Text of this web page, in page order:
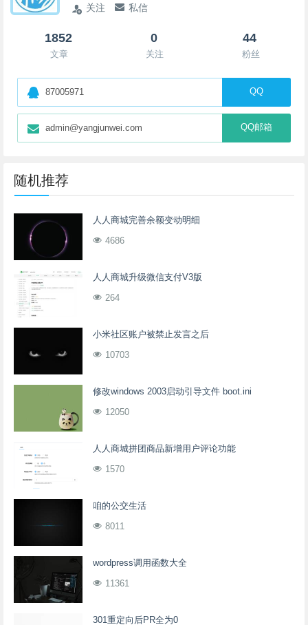
关注 私信
1852
文章
0
关注
44
粉丝
87005971 QQ
admin@yangjunwei.com QQ邮箱
随机推荐
人人商城完善余额变动明细
4686
人人商城升级微信支付V3版
264
小米社区账户被禁止发言之后
10703
修改windows 2003启动引导文件 boot.ini
12050
人人商城拼团商品新增用户评论功能
1570
咱的公交生活
8011
wordpress调用函数大全
11361
301重定向后PR全为0